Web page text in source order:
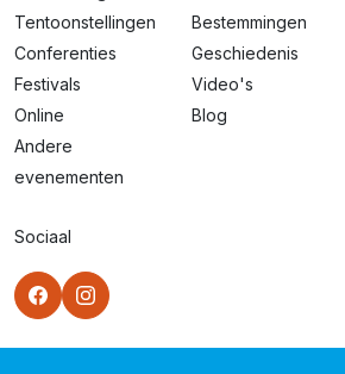
Tentoonstellingen
Conferenties
Festivals
Online
Andere
evenementen
Bestemmingen
Geschiedenis
Video's
Blog
Sociaal